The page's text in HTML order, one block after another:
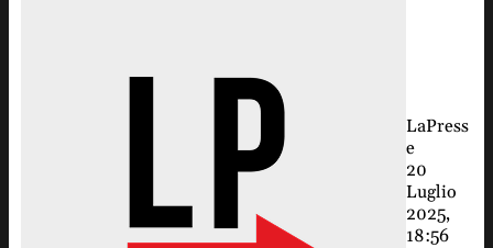
LaPress
e
20
Luglio
2025,
18:56